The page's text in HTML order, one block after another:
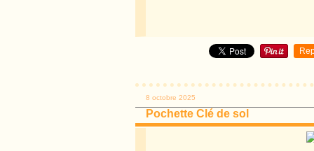
8 octobre 2025
Pochette Clé de sol